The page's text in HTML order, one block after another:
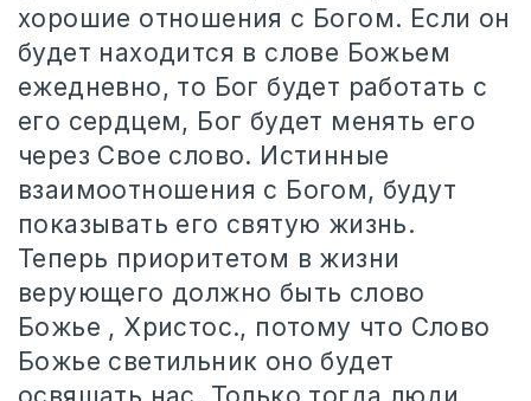
хорошие отношения с Богом. Если он
будет находится в слове Божьем
ежедневно, то Бог будет работать с
его сердцем, Бог будет менять его
через Свое слово. Истинные
взаимоотношения с Богом, будут
показывать его святую жизнь.
Теперь приоритетом в жизни
верующего должно быть слово
Божье , Христос., потому что Слово
Божье светильник оно будет